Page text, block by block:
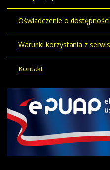
Oświadczenie o dostępności
Warunki korzystania z
Kontakt